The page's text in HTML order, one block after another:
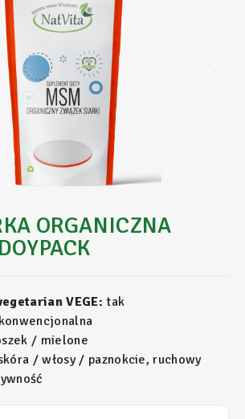
ORGANICZNA
VEGE: tak
konwencjonalna
/ mielone
/ włosy / paznokcie, ruchowy